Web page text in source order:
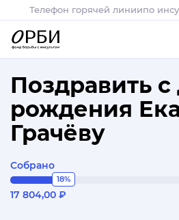
Телефон горячей линиипо
Поздравить
рождения
Грачёву
Собрано
18%
17 804,00 ₽